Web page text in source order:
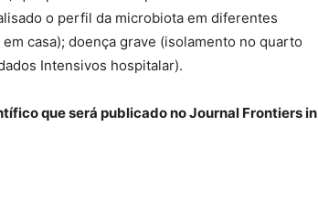
o perfil da microbiota em diferentes
casa); doença grave (isolamento no quarto
Intensivos hospitalar).
que será publicado no Journal Frontiers in